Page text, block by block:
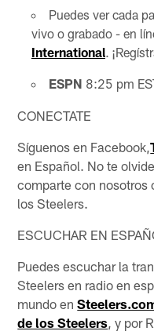
Puedes ver cada
vivo o grabado - en
International.
ESPN 8:25 pm
CONECTATE
Síguenos en Facebook,
en Español. No te
comparte con nosotros
los Steelers.
ESCUCHAR EN
Puedes escuchar la
Steelers en radio en
mundo en
de los Steelers , y por